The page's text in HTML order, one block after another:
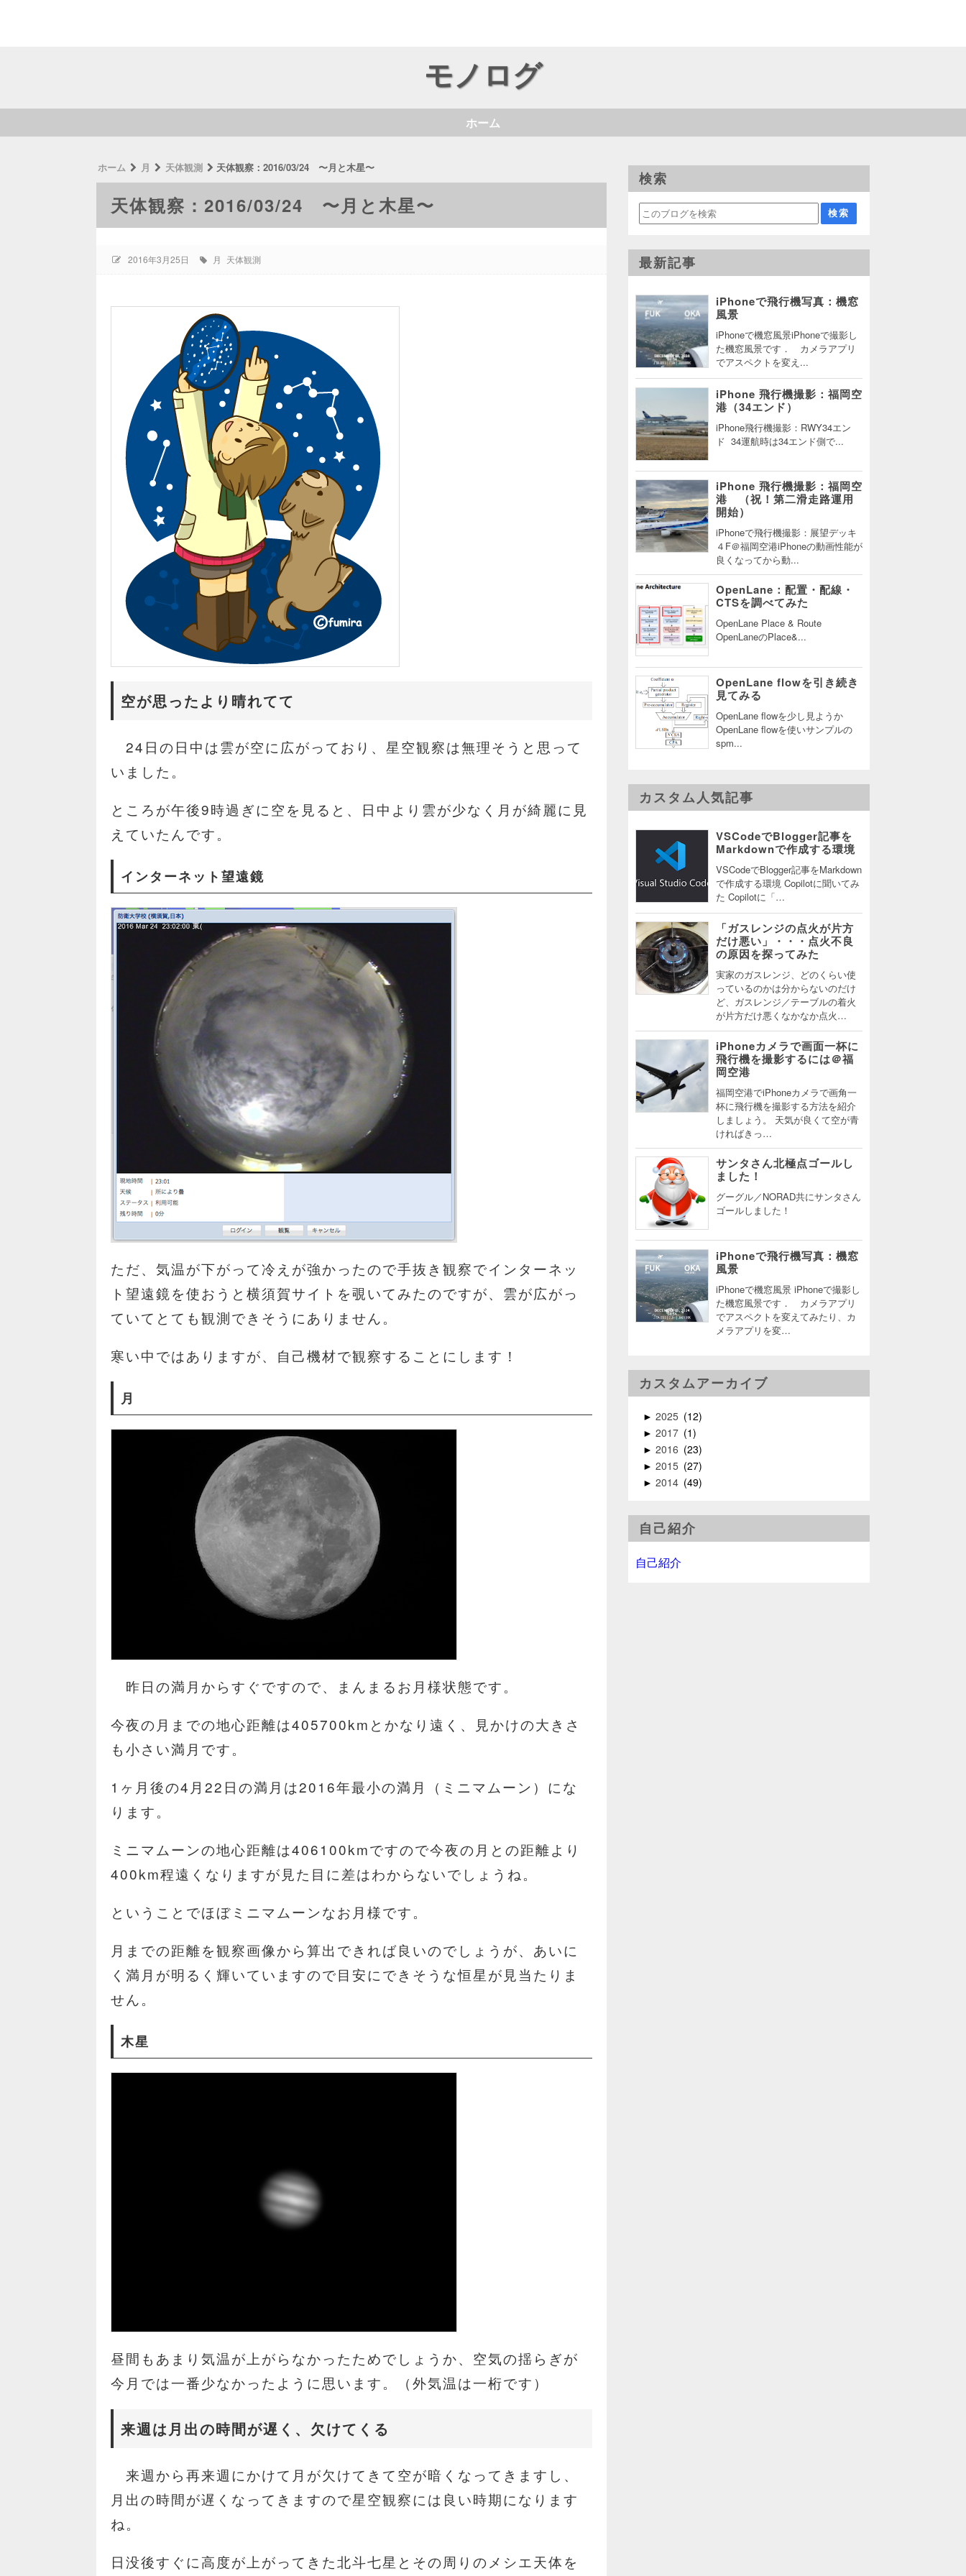
モノログ
ホーム
ホーム 月 天体観測 天体観察：2016/03/24 〜月と木星〜
天体観察：2016/03/24 〜月と木星〜
2016年3月25日 月 天体観測
空が思ったより晴れてて
24日の日中は雲が空に広がっており、星空観察は無理そうと思って
いました。
ところが午後9時過ぎに空を見ると、日中より雲が少なく月が綺麗に見
えていたんです。
インターネット望遠鏡
ただ、気温が下がって冷えが強かったので手抜き観察でインターネッ
ト望遠鏡を使おうと横須賀サイトを覗いてみたのですが、雲が広がっ
ていてとても観測できそうにありません。
寒い中ではありますが、自己機材で観察することにします！
月
昨日の満月からすぐですので、まんまるお月様状態です。
今夜の月までの地心距離は405700kmとかなり遠く、見かけの大きさ
も小さい満月です。
1ヶ月後の4月22日の満月は2016年最小の満月（ミニマムーン）にな
ります。
ミニマムーンの地心距離は406100kmですので今夜の月との距離より
400km程遠くなりますが見た目に差はわからないでしょうね。
ということでほぼミニマムーンなお月様です。
月までの距離を観察画像から算出できれば良いのでしょうが、あいに
く満月が明るく輝いていますので目安にできそうな恒星が見当たりま
せん。
木星
昼間もあまり気温が上がらなかったためでしょうか、空気の揺らぎが
今月では一番少なかったように思います。（外気温は一桁です）
来週は月出の時間が遅く、欠けてくる
来週から再来週にかけて月が欠けてきて空が暗くなってきますし、
月出の時間が遅くなってきますので星空観察には良い時期になります
ね。
日没後すぐに高度が上がってきた北斗七星とその周りのメシエ天体を
検索
最新記事
iPhoneで飛行機写真：機窓
風景
iPhoneで機窓風景iPhoneで撮影し
た機窓風景です． カメラアプリ
でアスペクトを変え...
iPhone 飛行機撮影：福岡空
港（34エンド）
iPhone飛行機撮影：RWY34エン
ド 34運航時は34エンド側で...
iPhone 飛行機撮影：福岡空
港 （祝！第二滑走路運用
開始）
iPhoneで飛行機撮影：展望デッキ
４F＠福岡空港iPhoneの動画性能が
良くなってから動...
OpenLane：配置・配線・
CTSを調べてみた
OpenLane Place & Route
OpenLaneのPlace&...
OpenLane flowを引き続き
見てみる
OpenLane flowを少し見ようか
OpenLane flowを使いサンプルの
spm...
カスタム人気記事
VSCodeでBlogger記事を
Markdownで作成する環境
VSCodeでBlogger記事をMarkdown
で作成する環境 Copilotに聞いてみ
た Copilotに「…
「ガスレンジの点火が片方
だけ悪い」・・・点火不良
の原因を探ってみた
実家のガスレンジ、どのくらい使
っているのかは分からないのだけ
ど、ガスレンジ／テーブルの着火
が片方だけ悪くなかなか点火…
iPhoneカメラで画面一杯に
飛行機を撮影するには＠福
岡空港
福岡空港でiPhoneカメラで画角一
杯に飛行機を撮影する方法を紹介
しましょう。 天気が良くて空が青
ければきっ…
サンタさん北極点ゴールし
ました！
グーグル／NORAD共にサンタさん
ゴールしました！
iPhoneで飛行機写真：機窓
風景
iPhoneで機窓風景 iPhoneで撮影し
た機窓風景です． カメラアプリ
でアスペクトを変えてみたり、カ
メラアプリを変…
カスタムアーカイブ
► 2025 12
► 2017 1
► 2016 23
► 2015 27
► 2014 49
自己紹介
自己紹介